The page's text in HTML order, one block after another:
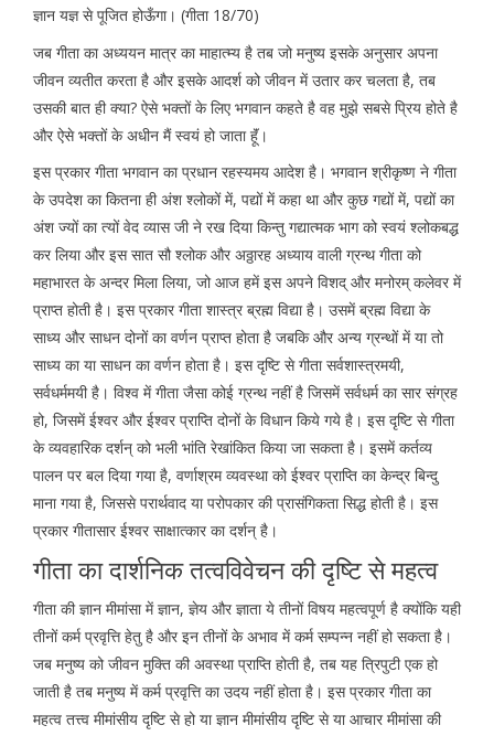
ज्ञान यज्ञ से पूजित होऊँगा। (गीता 18/70)
जब गीता का अध्ययन मात्र का माहात्म्य है तब जो मनुष्य इसके अनुसार अपना
जीवन व्यतीत करता है और इसके आदर्श को जीवन में उतार कर चलता है, तब
उसकी बात ही क्या? ऐसे भक्तों के लिए भगवान कहते है वह मुझे सबसे प्रिय होते है
और ऐसे भक्तों के अधीन मैं स्वयं हो जाता हॅूं।
इस प्रकार गीता भगवान का प्रधान रहस्यमय आदेश है। भगवान श्रीकृष्ण ने गीता
के उपदेश का कितना ही अंश श्लोकों में, पद्यों में कहा था और कुछ गद्यों में, पद्यों का
अंश ज्यों का त्यों वेद व्यास जी ने रख दिया किन्तु गद्यात्मक भाग को स्वयं श्लोकबद्ध
कर लिया और इस सात सौ श्लोक और अठ्ठारह अध्याय वाली ग्रन्थ गीता को
महाभारत के अन्दर मिला लिया, जो आज हमें इस अपने विशद् और मनोरम् कलेवर में
प्राप्त होती है। इस प्रकार गीता शास्त्र ब्रह्म विद्या है। उसमें ब्रह्म विद्या के
साध्य और साधन दोनों का वर्णन प्राप्त होता है जबकि और अन्य ग्रन्थों में या तो
साध्य का या साधन का वर्णन होता है। इस दृष्टि से गीता सर्वशास्त्रमयी,
सर्वधर्ममयी है। विश्व में गीता जैसा कोई ग्रन्थ नहीं है जिसमें सर्वधर्म का सार संग्रह
हो, जिसमें ईश्वर और ईश्वर प्राप्ति दोनों के विधान किये गये है। इस दृष्टि से गीता
के व्यवहारिक दर्शन् को भली भांति रेखांकित किया जा सकता है। इसमें कर्तव्य
पालन पर बल दिया गया है, वर्णाश्रम व्यवस्था को ईश्वर प्राप्ति का केन्द्र बिन्दु
माना गया है, जिससे परार्थवाद या परोपकार की प्रासंगिकता सिद्ध होती है। इस
प्रकार गीतासार ईश्वर साक्षात्कार का दर्शन् है।
गीता का दार्शनिक तत्वविवेचन की दृष्टि से महत्व
गीता की ज्ञान मीमांसा में ज्ञान, ज्ञेय और ज्ञाता ये तीनों विषय महत्वपूर्ण है क्योंकि यही
तीनों कर्म प्रवृत्ति हेतु है और इन तीनों के अभाव में कर्म सम्पन्न नहीं हो सकता है।
जब मनुष्य को जीवन मुक्ति की अवस्था प्राप्ति होती है, तब यह त्रिपुटी एक हो
जाती है तब मनुष्य में कर्म प्रवृत्ति का उदय नहीं होता है। इस प्रकार गीता का
महत्व तत्त्व मीमांसीय दृष्टि से हो या ज्ञान मीमांसीय दृष्टि से या आचार मीमांसा की